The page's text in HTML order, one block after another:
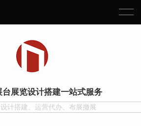
展览设计搭建一站式服务
计搭建、运营代办、布展撤展